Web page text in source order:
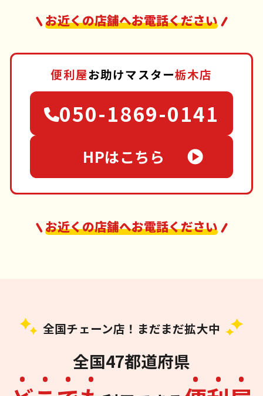
お近くの店舗へお電話ください
便利屋お助けマスター栃木店
050-1869-0141
HPはこちら
お近くの店舗へお電話ください
全国チェーン店！まだまだ拡大中
全国47都道府県